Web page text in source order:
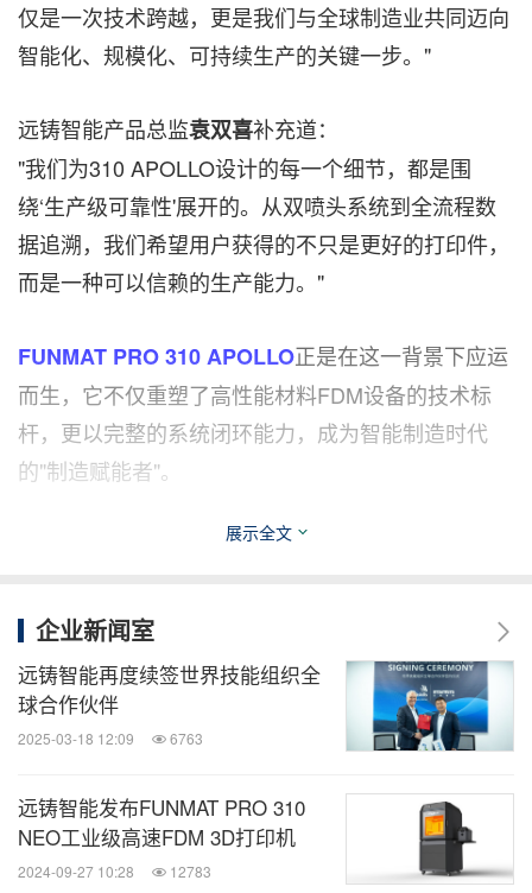
仅是一次技术跨越，更是我们与全球制造业共同迈向
智能化、规模化、可持续生产的关键一步。"
远铸智能产品总监袁双喜补充道：
"我们为310 APOLLO设计的每一个细节，都是围
绕‘生产级可靠性'展开的。从双喷头系统到全流程数
据追溯，我们希望用户获得的不只是更好的打印件，
而是一种可以信赖的生产能力。"
FUNMAT PRO 310 APOLLO正是在这一背景下应运
而生，它不仅重塑了高性能材料FDM设备的技术标
杆，更以完整的系统闭环能力，成为智能制造时代
的"制造赋能者"。
远铸智能（INTAMSYS）是一家提供高性能材料和工
程材料3D打印及工业级增材制造解决方案的高科技
公司，由来自海内外从事多年精密设备开发、高性能
材料研究的工程师团队联合创建。其FUNMAT系列产
研、医疗、人形机器人等行业领域，助力客户从概念
验证到功能件制造再到量产化转型。
展示全文
企业新闻室
远铸智能再度续签世界技能组织全
球合作伙伴
2025-03-18 12:09 6763
远铸智能发布FUNMAT PRO 310
NEO工业级高速FDM 3D打印机
2024-09-27 10:28 12783